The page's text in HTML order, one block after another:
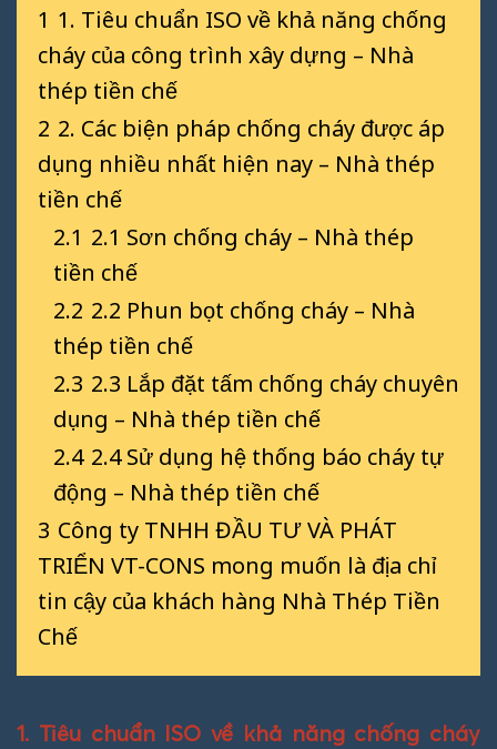
1 1. Tiêu chuẩn ISO về khả năng chống
cháy của công trình xây dựng – Nhà
thép tiền chế
2 2. Các biện pháp chống cháy được áp
dụng nhiều nhất hiện nay – Nhà thép
tiền chế
2.1 2.1 Sơn chống cháy – Nhà thép
tiền chế
2.2 2.2 Phun bọt chống cháy – Nhà
thép tiền chế
2.3 2.3 Lắp đặt tấm chống cháy chuyên
dụng – Nhà thép tiền chế
2.4 2.4 Sử dụng hệ thống báo cháy tự
động – Nhà thép tiền chế
3 Công ty TNHH ĐẦU TƯ VÀ PHÁT
TRIỂN VT-CONS mong muốn là địa chỉ
tin cậy của khách hàng Nhà Thép Tiền
Chế
1. Tiêu chuẩn ISO về khả năng chống cháy